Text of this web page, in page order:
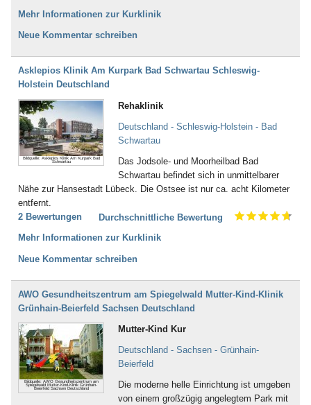
Mehr Informationen zur Kurklinik
Neue Kommentar schreiben
Asklepios Klinik Am Kurpark Bad Schwartau Schleswig-
Holstein Deutschland
Bildquelle: Asklepios Klinik Am Kurpark Bad
Schwartau
Rehaklinik
Deutschland - Schleswig-Holstein - Bad
Schwartau
Das Jodsole- und Moorheilbad Bad
Schwartau befindet sich in unmittelbarer
Nähe zur Hansestadt Lübeck. Die Ostsee ist nur ca. acht Kilometer
entfernt.
2 Bewertungen
Durchschnittliche Bewertung
Mehr Informationen zur Kurklinik
Neue Kommentar schreiben
AWO Gesundheitszentrum am Spiegelwald Mutter-Kind-Klinik
Grünhain-Beierfeld Sachsen Deutschland
Bildquelle: AWO Gesundheitszentrum am
Spiegelwald Mutter-Kind-Klinik Grünhain-
Beierfeld Sachsen Deutschland
Mutter-Kind Kur
Deutschland - Sachsen - Grünhain-
Beierfeld
Die moderne helle Einrichtung ist umgeben
von einem großzügig angelegtem Park mit